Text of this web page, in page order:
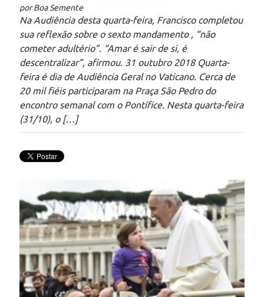
por Boa Semente
Na Audiência desta quarta-feira, Francisco completou
sua reflexão sobre o sexto mandamento , “não
cometer adultério”. “Amar é sair de si, é
descentralizar”, afirmou. 31 outubro 2018 Quarta-
feira é dia de Audiência Geral no Vaticano. Cerca de
20 mil fiéis participaram na Praça São Pedro do
encontro semanal com o Pontífice. Nesta quarta-feira
(31/10), o […]